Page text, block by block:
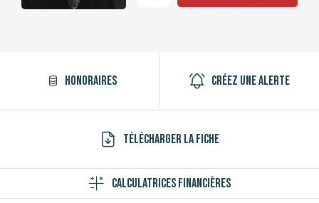
Honoraires Créez une alerte
Télécharger la fiche
Calculatrices financières